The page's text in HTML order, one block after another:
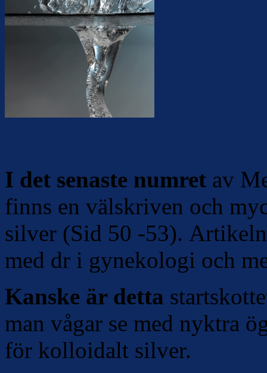
I det senaste numret av
finns en välskriven och
silver (Sid 50 -53).
med dr i gynekologi och
Kanske är detta
man vågar se med nyktra
för kolloidalt silver.